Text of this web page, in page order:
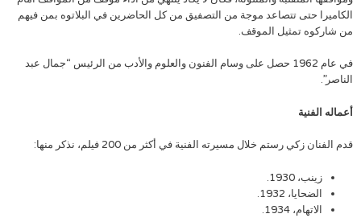
الكاميرا حتى تتصاعد موجة من التصفيق من كل الحاضرين في البلاتوه بمن فيهم
من شاركوه تمثيل الموقف.
في عام 1962 حصل على وسام الفنون والعلوم والأدب من الرئيس “جمال عبد
الناصر”.
أعماله الفنية
قدم الفنان زكي رستم خلال مسيرته الفنية في أكثر من 200 فيلم، نذكر منها:
زينب، 1930.
الضحايا، 1932.
الاتهام، 1934.